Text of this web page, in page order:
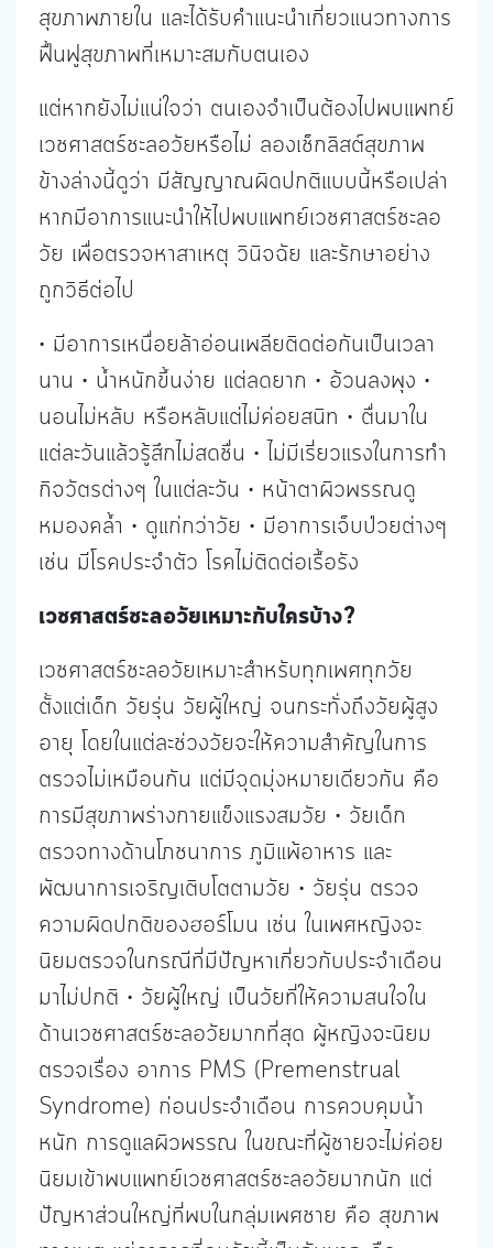
สุขภาพภายใน และได้รับคำแนะนำเกี่ยวแนวทางการ
ฟื้นฟูสุขภาพที่เหมาะสมกับตนเอง
แต่หากยังไม่แน่ใจว่า ตนเองจำเป็นต้องไปพบแพทย์
เวชศาสตร์ชะลอวัยหรือไม่ ลองเช็กลิสต์สุขภาพ
ข้างล่างนี้ดูว่า มีสัญญาณผิดปกติแบบนี้หรือเปล่า
หากมีอาการแนะนำให้ไปพบแพทย์เวชศาสตร์ชะลอ
วัย เพื่อตรวจหาสาเหตุ วินิจฉัย และรักษาอย่าง
ถูกวิธีต่อไป
• มีอาการเหนื่อยล้าอ่อนเพลียติดต่อกันเป็นเวลา
นาน • น้ำหนักขึ้นง่าย แต่ลดยาก • อ้วนลงพุง •
นอนไม่หลับ หรือหลับแต่ไม่ค่อยสนิท • ตื่นมาใน
แต่ละวันแล้วรู้สึกไม่สดชื่น • ไม่มีเรี่ยวแรงในการทำ
กิจวัตรต่างๆ ในแต่ละวัน • หน้าตาผิวพรรณดู
หมองคล้ำ • ดูแก่กว่าวัย • มีอาการเจ็บป่วยต่างๆ
เช่น มีโรคประจำตัว โรคไม่ติดต่อเรื้อรัง
เวชศาสตร์ชะลอวัยเหมาะกับใครบ้าง?
เวชศาสตร์ชะลอวัยเหมาะสำหรับทุกเพศทุกวัย
ตั้งแต่เด็ก วัยรุ่น วัยผู้ใหญ่ จนกระทั่งถึงวัยผู้สูง
อายุ โดยในแต่ละช่วงวัยจะให้ความสำคัญในการ
ตรวจไม่เหมือนกัน แต่มีจุดมุ่งหมายเดียวกัน คือ
การมีสุขภาพร่างกายแข็งแรงสมวัย • วัยเด็ก
ตรวจทางด้านโภชนาการ ภูมิแพ้อาหาร และ
พัฒนาการเจริญเติบโตตามวัย • วัยรุ่น ตรวจ
ความผิดปกติของฮอร์โมน เช่น ในเพศหญิงจะ
นิยมตรวจในกรณีที่มีปัญหาเกี่ยวกับประจำเดือน
มาไม่ปกติ • วัยผู้ใหญ่ เป็นวัยที่ให้ความสนใจใน
ด้านเวชศาสตร์ชะลอวัยมากที่สุด ผู้หญิงจะนิยม
ตรวจเรื่อง อาการ PMS (Premenstrual
Syndrome) ก่อนประจำเดือน การควบคุมน้ำ
หนัก การดูแลผิวพรรณ ในขณะที่ผู้ชายจะไม่ค่อย
นิยมเข้าพบแพทย์เวชศาสตร์ชะลอวัยมากนัก แต่
ปัญหาส่วนใหญ่ที่พบในกลุ่มเพศชาย คือ สุขภาพ